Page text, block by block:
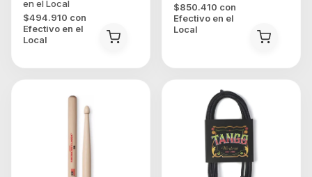
$494.910 con
Efectivo en el
Local
$850.410 con
Efectivo en el
Local